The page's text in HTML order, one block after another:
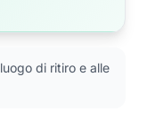
di ritiro e alle